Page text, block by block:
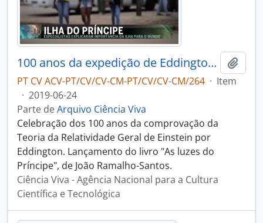
100 anos da expedição de Eddington a S. Tomé e Príncipe - Falar Global
PT CV ACV-PT/CV/CV-CM-PT/CV/CV-CM/264 · Item
· 2019-06-24
Parte deArquivo Ciência Viva
Celebração dos 100 anos da comprovação da
Teoria da Relatividade Geral de Einstein por
Eddington. Lançamento do livro "As luzes do
Príncipe", de João Ramalho-Santos.
Ciência Viva - Agência Nacional para a Cultura
Científica e Tecnológica